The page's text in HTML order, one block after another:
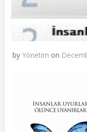
by Yönetim on